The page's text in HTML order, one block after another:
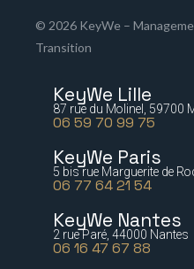
© 2026 KeyWe –
Transition
KeyWe Lille
87 rue du Molinel, 59700
06 59 70 99 75
KeyWe Paris
5 bis rue Marguerite de
06 77 64 21 54
KeyWe Nantes
2 rue Paré, 44000 Nantes
06 16 47 67 88